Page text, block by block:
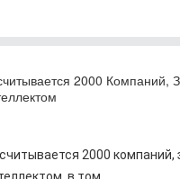
2000 Компаний,
2000